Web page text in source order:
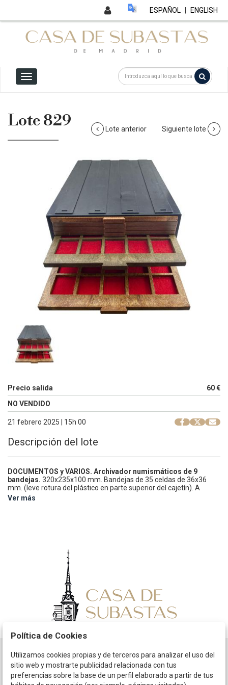
ESPAÑOL ENGLISH
Lote 829 Lote anterior Siguiente lote
Precio salida
60 €
NO VENDIDO
21 febrero 2025 | 15h 00
Descripción del lote
DOCUMENTOS y VARIOS. Archivador numismáticos de 9
bandejas. 320x235x100 mm. Bandejas de 35 celdas de 36x36
mm. (leve rotura del plástico en parte superior del cajetín). A
EXAMINAR.
Ver más
Horario
La empresa
Política de Cookies
Utilizamos cookies propias y de terceros para analizar el uso del
sitio web y mostrarte publicidad relacionada con tus
preferencias sobre la base de un perfil elaborado a partir de tus